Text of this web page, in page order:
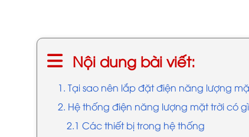
Nội dung bài viết:
1. Tại sao nên lắp đặt điện năng lượng
2. Hệ thống điện năng lượng mặt trời có
2.1 Các thiết bị trong hệ thống